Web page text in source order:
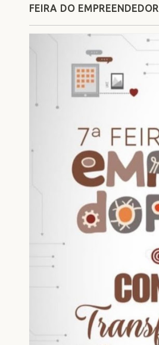
FEIRA DO EMPREENDEDOR